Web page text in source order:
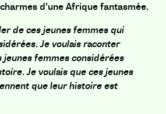
d’une Afrique fantasmée.
de ces jeunes femmes qui
Je voulais raconter
jeunes femmes considérées
Je voulais que ces jeunes
que leur histoire est